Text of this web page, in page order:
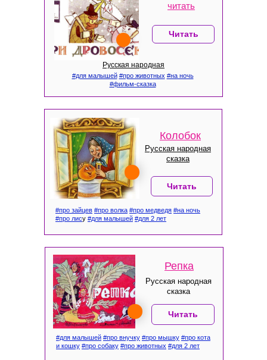
читать
Русская народная
Читать
#для малышей #про животных #на ночь
#фильм-сказка
Колобок
#про зайцев #про волка #про медведя #на ночь
#про лису #для малышей #для 2 лет
Читать
Репка
Русская народная
сказка
Читать
Русская народная
сказка
#для малышей #про внучку #про мышку #про кота
и кошку #про собаку #про животных #для 2 лет